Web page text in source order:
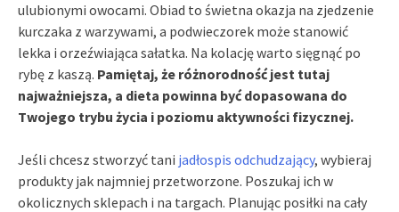
ulubionymi owocami. Obiad to świetna okazja na zjedzenie
kurczaka z warzywami, a podwieczorek może stanowić
lekka i orzeźwiająca sałatka. Na kolację warto sięgnąć po
rybę z kaszą. Pamiętaj, że różnorodność jest tutaj
najważniejsza, a dieta powinna być dopasowana do
Twojego trybu życia i poziomu aktywności fizycznej.
Jeśli chcesz stworzyć tani jadłospis odchudzający, wybieraj
produkty jak najmniej przetworzone. Poszukaj ich w
okolicznych sklepach i na targach. Planując posiłki na cały